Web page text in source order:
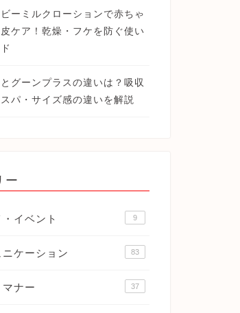
ーミルクローションで赤ちゃ
ケア！乾燥・フケを防ぐ使い
グーンプラスの違いは？吸収
パ・サイズ感の違いを解説
ー
イベント 9
ニケーション 83
ナー 37